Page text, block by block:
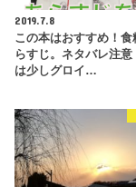
2019.7.8
この本はおすすめ！食
らすじ。ネタバレ注
は少しグロイ…